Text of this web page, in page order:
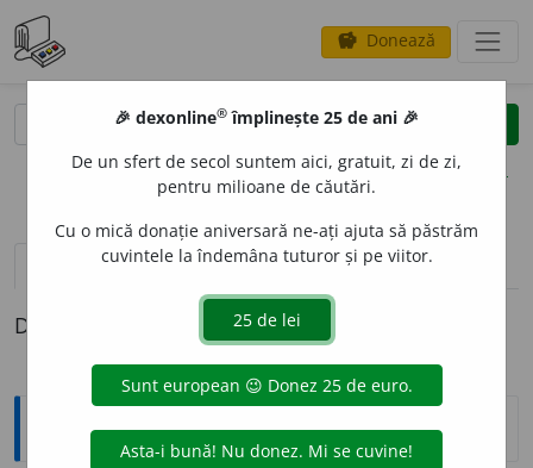
savings Donează
clear
opțiuni
definiții (1) pronunțievolume_up (19)
Definiția cu ID-ul 889285:
Explicative DEX
🎉 dexonline® împlinește 25 de ani 🎉
De un sfert de secol suntem aici, gratuit, zi de zi,
pentru milioane de căutări.
Cu o mică donație aniversară ne-ați ajuta să păstrăm
cuvintele la îndemâna tuturor și pe viitor.